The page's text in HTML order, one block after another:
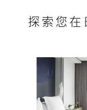
探索您